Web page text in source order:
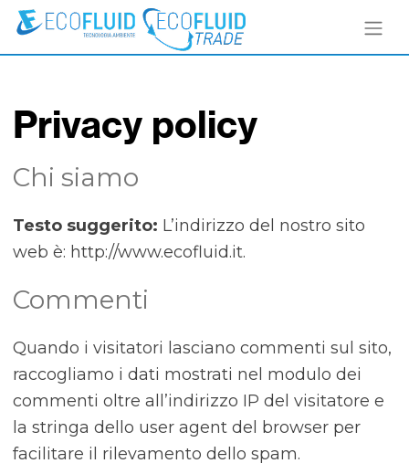
Privacy policy
Chi siamo
Testo suggerito: L’indirizzo del nostro sito
web è: http://www.ecofluid.it.
Commenti
Quando i visitatori lasciano commenti sul sito,
raccogliamo i dati mostrati nel modulo dei
commenti oltre all’indirizzo IP del visitatore e
la stringa dello user agent del browser per
facilitare il rilevamento dello spam.